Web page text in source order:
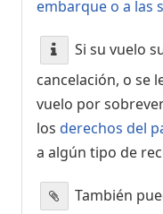
embarque o a las
Si su vuelo
cancelación, o se
vuelo por
los derechos del
a algún tipo de
También